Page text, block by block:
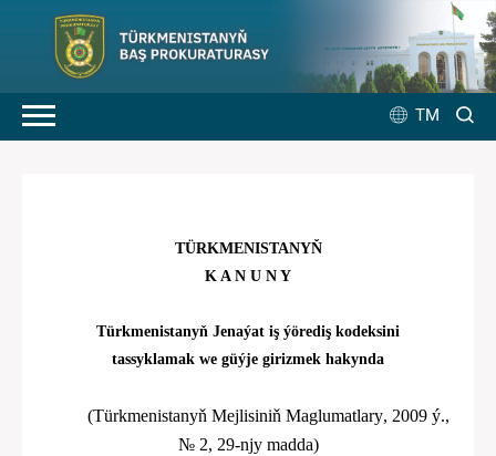
TM
TÜRKMENISTANYŇ
K A N U N Y
Türkmenistanyň Jenaýat iş ýörediş kodeksini
tassyklamak we güýje girizmek hakynda
(Türkmenistanyň Mejlisiniň Maglumatlary, 2009 ý.,
№ 2, 29-njy madda)